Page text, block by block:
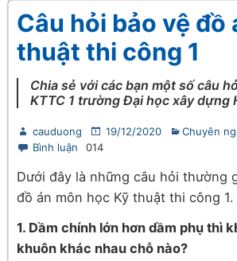
Câu hỏi bảo vệ đồ
thuật thi công 1
Chia sẻ với các bạn một số câu
KTTC 1 trường Đại học xây dựng
cauduong 19/12/2020
Chuyên
Bình luận
014
Dưới đây là những câu hỏi thường
đồ án môn học Kỹ thuật thi công 1.
1. Dầm chính lớn hơn dầm phụ thì
khuôn khác nhau chỗ nào?